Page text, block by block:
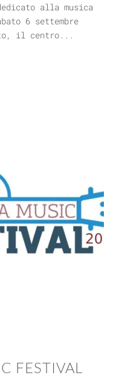
alla musica
6 settembre
il centro...
FESTIVAL